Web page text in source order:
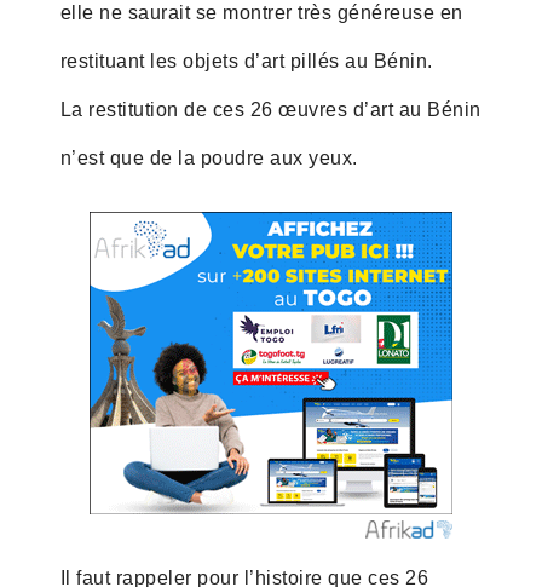
elle ne saurait se montrer très généreuse en
restituant les objets d’art pillés au Bénin.
La restitution de ces 26 œuvres d’art au Bénin
n’est que de la poudre aux yeux.
Il faut rappeler pour l’histoire que ces 26